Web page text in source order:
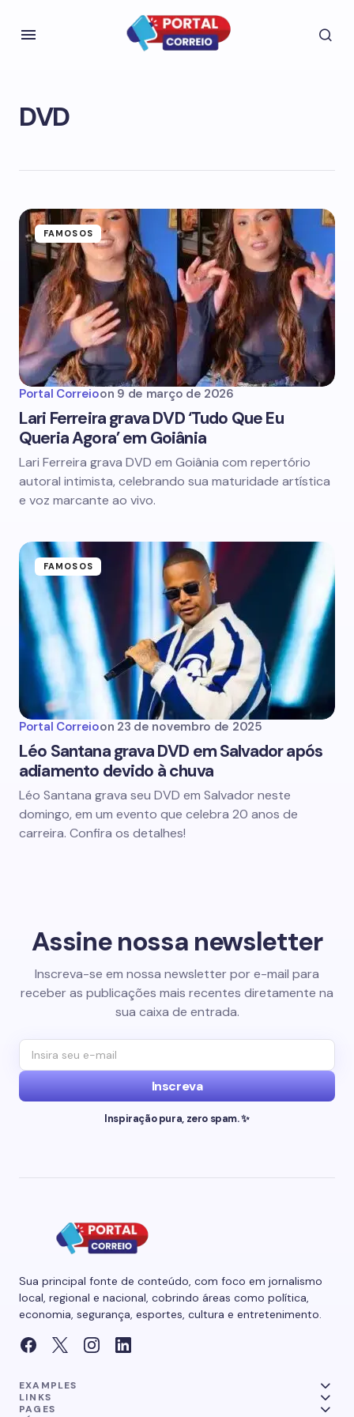
DVD
FAMOSOS
Portal Correioon 9 de março de 2026
Lari Ferreira grava DVD ‘Tudo Que Eu
Queria Agora’ em Goiânia
Lari Ferreira grava DVD em Goiânia com repertório
autoral intimista, celebrando sua maturidade artística
e voz marcante ao vivo.
FAMOSOS
Portal Correioon 23 de novembro de 2025
Léo Santana grava DVD em Salvador após
adiamento devido à chuva
Léo Santana grava seu DVD em Salvador neste
domingo, em um evento que celebra 20 anos de
carreira. Confira os detalhes!
Assine nossa newsletter
Inscreva-se em nossa newsletter por e-mail para
receber as publicações mais recentes diretamente na
sua caixa de entrada.
Inscreva
Inspiração pura, zero spam. ✨
Sua principal fonte de conteúdo, com foco em jornalismo
local, regional e nacional, cobrindo áreas como política,
economia, segurança, esportes, cultura e entretenimento.
EXAMPLES
LINKS
PAGES